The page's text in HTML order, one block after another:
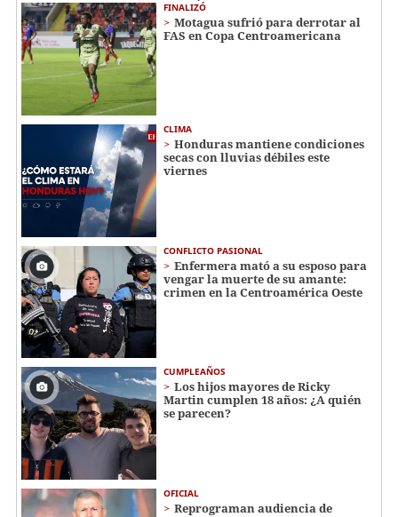
FINALIZÓ
Motagua sufrió para derrotar al
FAS en Copa Centroamericana
CLIMA
Honduras mantiene condiciones
secas con lluvias débiles este
viernes
CONFLICTO PASIONAL
Enfermera mató a su esposo para
vengar la muerte de su amante:
crimen en la Centroamérica Oeste
CUMPLEAÑOS
Los hijos mayores de Ricky
Martin cumplen 18 años: ¿A quién
se parecen?
OFICIAL
Reprograman audiencia de